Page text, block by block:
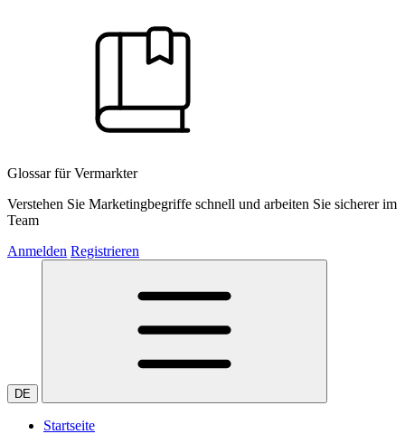
Glossar für Vermarkter
Verstehen Sie Marketingbegriffe schnell und arbeiten Sie sicherer im
Team
Anmelden Registrieren
DE
Startseite